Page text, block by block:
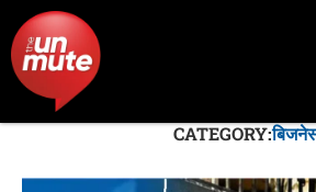
CATEGORY: